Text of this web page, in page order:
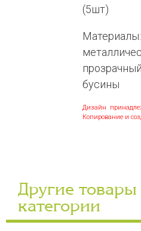
(5шт)
бусины
Дизайн
Копирование и
Другие товары
категории